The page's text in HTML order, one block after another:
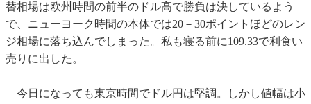
替相場は欧州時間の前半のドル高で勝負は決しているよう
で、ニューヨーク時間の本体では20－30ポイントほどのレン
ジ相場に落ち込んでしまった。私も寝る前に109.33で利食い
売りに出した。
今日になっても東京時間でドル円は堅調。しかし値幅は小